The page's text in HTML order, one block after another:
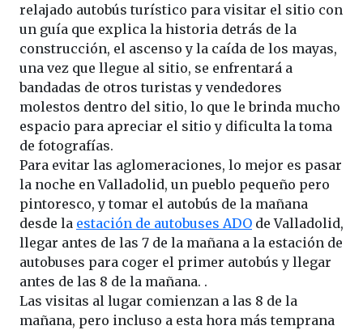
relajado autobús turístico para visitar el sitio con
un guía que explica la historia detrás de la
construcción, el ascenso y la caída de los mayas,
una vez que llegue al sitio, se enfrentará a
bandadas de otros turistas y vendedores
molestos dentro del sitio, lo que le brinda mucho
espacio para apreciar el sitio y dificulta la toma
de fotografías.
Para evitar las aglomeraciones, lo mejor es pasar
la noche en Valladolid, un pueblo pequeño pero
pintoresco, y tomar el autobús de la mañana
desde la estación de autobuses ADO de Valladolid,
llegar antes de las 7 de la mañana a la estación de
autobuses para coger el primer autobús y llegar
antes de las 8 de la mañana. .
Las visitas al lugar comienzan a las 8 de la
mañana, pero incluso a esta hora más temprana